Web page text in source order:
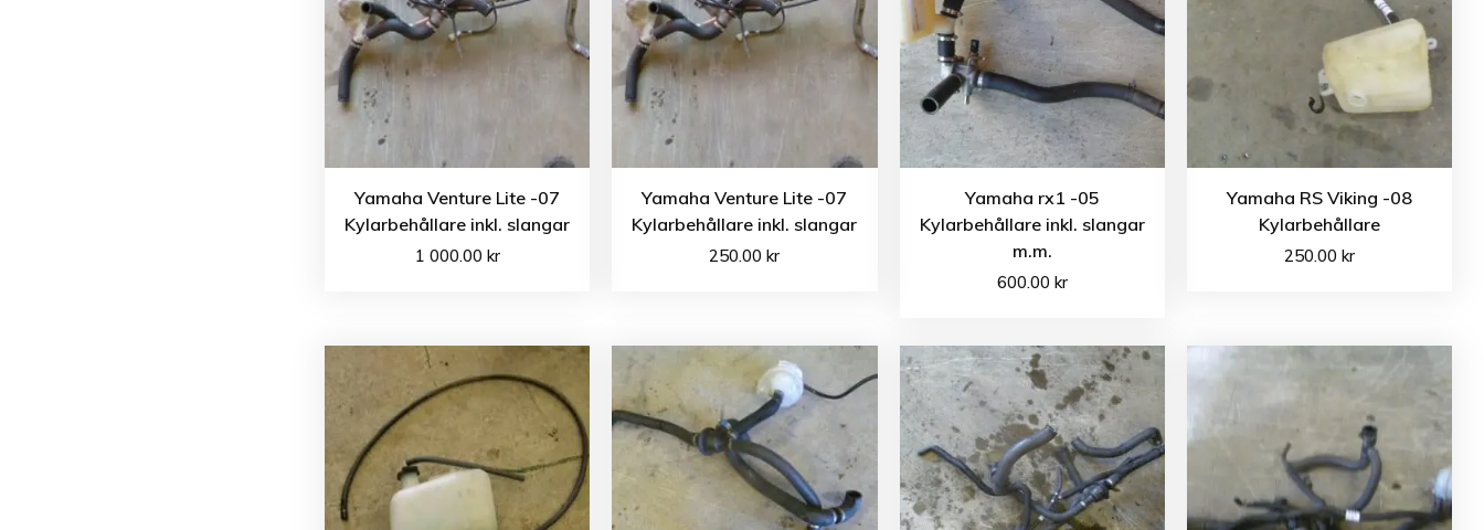
Yamaha Venture Lite -07
Kylarbehållare inkl. slangar
1 000.00 kr
Yamaha Venture Lite -07
Kylarbehållare inkl. slangar
250.00kr
Yamaha rx1 -05
Kylarbehållare inkl. slangar
m.m.
600.00 kr
Yamaha RS Viking -08
Kylarbehållare
250.00 kr